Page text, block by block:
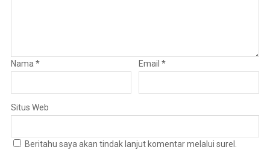
Nama* Email*
Situs Web
Beritahu saya akan tindak lanjut komentar melalui surel.